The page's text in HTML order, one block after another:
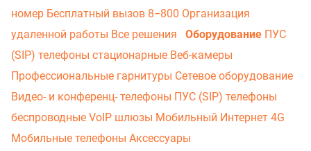
номер Бесплатный вызов 8−800 Организация
удаленной работы Все решения Оборудование ПУС
(SIP) телефоны стационарные Веб-камеры
Профессиональные гарнитуры Сетевое оборудование
Видео- и конференц- телефоны ПУС (SIP) телефоны
беспроводные VoIP шлюзы Мобильный Интернет 4G
Мобильные телефоны Аксессуары